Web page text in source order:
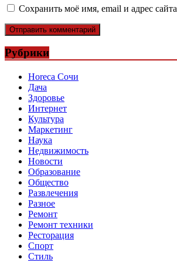
Сохранить моё имя, email и адрес
Рубрики
Horeca Сочи
Дача
Здоровье
Интернет
Культура
Маркетинг
Наука
Недвижимость
Новости
Образование
Общество
Развлечения
Разное
Ремонт
Ремонт техники
Ресторация
Спорт
Стиль